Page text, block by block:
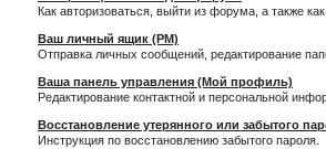
Как авторизоваться, выйти из форума, а также
Ваш личный ящик (PM)
Отправка личных сообщений, редактирование
Ваша панель управления (Мой профиль)
Редактирование контактной и персональной
Восстановление утерянного или забытого
Инструкция по восстановлению забытого пароля.